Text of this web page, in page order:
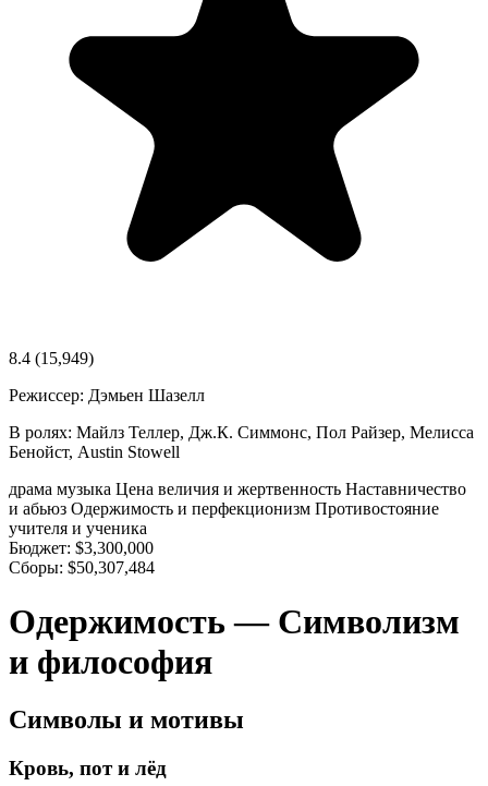
8.4 (15,949)
Режиссер: Дэмьен Шазелл
В ролях: Майлз Теллер, Дж.К. Симмонс, Пол Райзер, Мелисса
Бенойст, Austin Stowell
драма музыка Цена величия и жертвенность Наставничество
и абьюз Одержимость и перфекционизм Противостояние
учителя и ученика
Бюджет: $3,300,000
Сборы: $50,307,484
Одержимость — Символизм
и философия
Символы и мотивы
Кровь, пот и лёд